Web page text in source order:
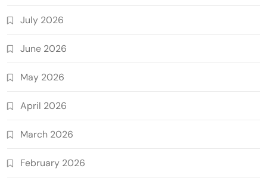
July 2026
June 2026
May 2026
April 2026
March 2026
February 2026